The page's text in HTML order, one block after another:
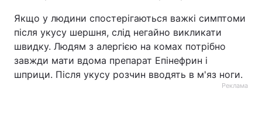
Якщо у людини спостерігаються важкі симптоми
після укусу шершня, слід негайно викликати
швидку. Людям з алергією на комах потрібно
завжди мати вдома препарат Епінефрин і
шприци. Після укусу розчин вводять в м'яз ноги.
Реклама